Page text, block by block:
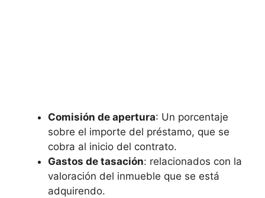
Comisión de apertura: Un porcentaje
sobre el importe del préstamo, que se⁢
cobra al inicio del‌ contrato.
Gastos de tasación: relacionados con la
valoración del inmueble que se está
adquirendo.